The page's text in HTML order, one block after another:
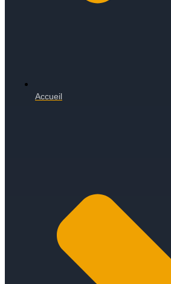
Accueil